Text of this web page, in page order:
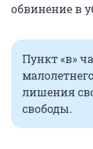
обвинение в
Пункт «в»
лишения
свободы.